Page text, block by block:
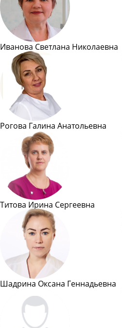
Иванова Светлана Николаевна
Рогова Галина Анатольевна
Титова Ирина Сергеевна
Шадрина Оксана Геннадьевна